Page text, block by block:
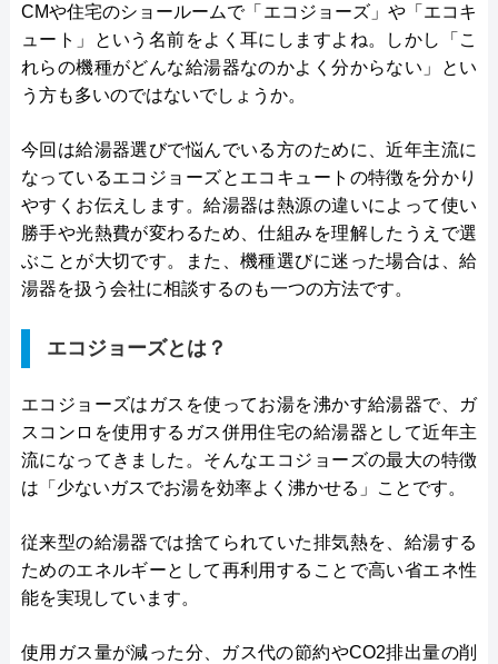
CMや住宅のショールームで「エコジョーズ」や「エコキ
ュート」という名前をよく耳にしますよね。しかし「こ
れらの機種がどんな給湯器なのかよく分からない」とい
う方も多いのではないでしょうか。
今回は給湯器選びで悩んでいる方のために、近年主流に
なっているエコジョーズとエコキュートの特徴を分かり
やすくお伝えします。給湯器は熱源の違いによって使い
勝手や光熱費が変わるため、仕組みを理解したうえで選
ぶことが大切です。また、機種選びに迷った場合は、給
湯器を扱う会社に相談するのも一つの方法です。
エコジョーズとは？
エコジョーズはガスを使ってお湯を沸かす給湯器で、ガ
スコンロを使用するガス併用住宅の給湯器として近年主
流になってきました。そんなエコジョーズの最大の特徴
は「少ないガスでお湯を効率よく沸かせる」ことです。
従来型の給湯器では捨てられていた排気熱を、給湯する
ためのエネルギーとして再利用することで高い省エネ性
能を実現しています。
使用ガス量が減った分、ガス代の節約やCO2排出量の削